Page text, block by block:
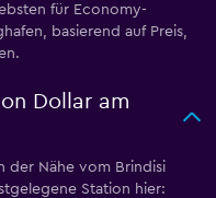
für Economy-
basierend auf Preis,
Dollar am
der Nähe vom Brindisi
Station hier: